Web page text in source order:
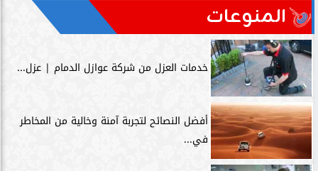
المنوعات
خدمات العزل من شركة عوازل الدمام | عزل...
أفضل النصائح لتجربة آمنة وخالية من المخاطر
في...